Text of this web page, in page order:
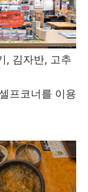
, 김자반, 고추
프코너를 이용